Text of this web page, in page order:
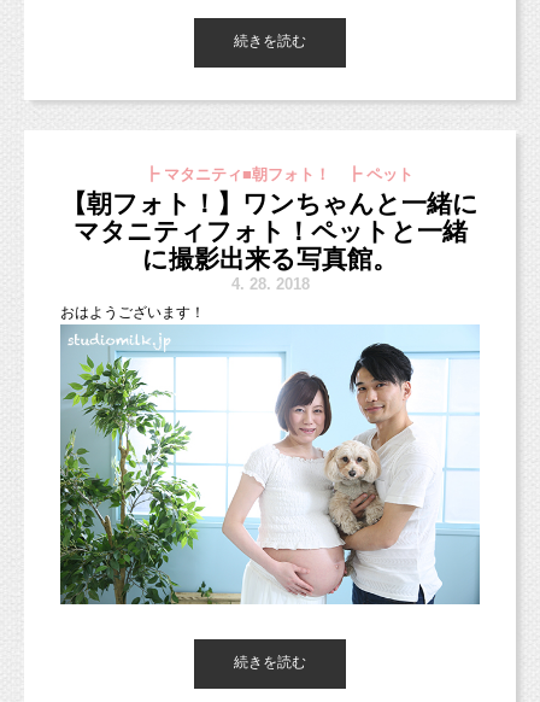
5月6月は七五三撮影7000円オフ
です！！
（ライン特典やお友達特典など、併用は出来ません。
割引率の高い方が優先となりますのでご了承ください。）
ぜひ撮影にいらしてくださいね♪
ご連絡お待ちしています！
お洋服もグレーのワンピースでちょっと大人っぽい雰囲気に♡
他のシーンはイエローや水色で撮影したので、
ちょっと雰囲気を変えてグレーの撮影もお写真のバランスがよく
なると思います。
このおしとやかな表情！大人になりました♡
と、実は撮影していない時はハイテンションガールなお姉ちゃん
このお写真の他にはハイテンションなお写真もお渡ししていま
す！
色々な表情のお子さまのお写真、ぜひぜひ記念に残してあげてく
ださいね。
http://studiomilk.jp/news_dtl/entry/574
ケーキのカラーの雰囲気などは上記のブログでご紹介しています
ので、
ご確認ください！（見本のケーキは、スタジオ撮影の際の飾り付
けではありません。）
そんな毎日忙しいご家族にもおすすめの
VIPプランを少しご紹介しますね。
VIPプランは、
10万円、15万円、30万円の３つのコースがあり
ます。
一番お手軽な10万円のコースは、
初回の撮影から1年間有効で
オリジナルプランが４回撮影できるコースで
す。
曜日に関係なく土日祝日でも撮影でき、
ご家族写真も追加料金がかからないので、
最大で６万円近くもお得になります！
お子様が生まれたばかりの方なら、
お宮参り、100日記念、ハーフバースデー、１歳
節目の撮影が全て撮影できます。
す！
詳細はこちらからどうぞ→
http://www.studiomilk.jp/news_dtl/entry/574
の子！
ばあばの作ってくれたお洋服でも撮影しました♪
ばあば喜んでくれたかな？？（＾＾＊）
続きを読む
┣ マタニティ■朝フォト！ ┣ ペット
【朝フォト！】ワンちゃんと一緒に
マタニティフォト！ペットと一緒
に撮影出来る写真館。
4. 28. 2018
おはようございます！
続きを読む